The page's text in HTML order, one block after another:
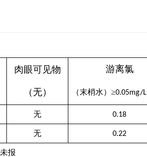
肉眼可见物
（无）
游离氯
（末梢水） ≥0.05mg/L
无 0.18
无 0.22
未报